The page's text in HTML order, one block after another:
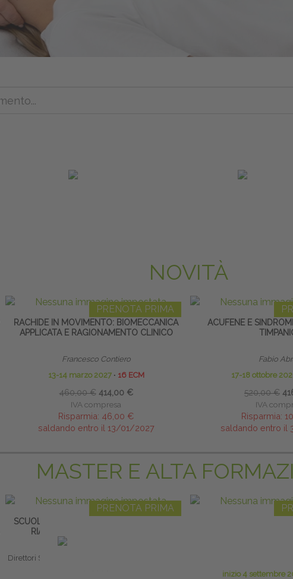
NOVITÀ
PRENOTA PRIMA
RACHIDE IN MOVIMENTO: BIOMECCANICA
APPLICATA E RAGIONAMENTO CLINICO
Francesco Contiero
13-14 marzo 2027 ∙ 16 ECM
460,00 € 414,00 €
IVA compresa
Risparmia: 46,00 €
saldando entro il 13/01/2027
ACUFENE E
Fabio
17-18 ottobre
520,00 €
IVA
Risparmia:
saldando entro
MASTER E ALTA
PRENOTA PRIMA
SCUOLA CLINICA DI ALTA FORMAZIONE IN
RIABILITAZIONE PELVI-PERINEALE
Direttori Scientifici:
LINFODRENAGGIO
Direttore
inizio 4 settembre